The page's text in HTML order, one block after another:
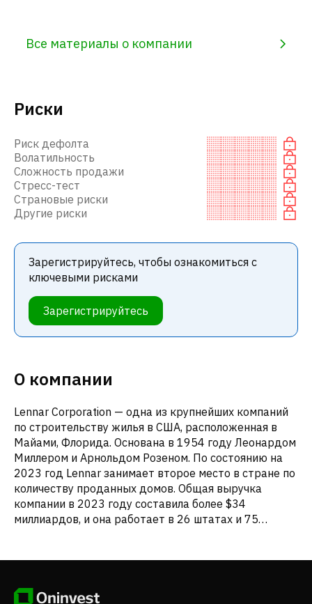
Все материалы о компании
Риски
Риск дефолта
Волатильность
Сложность продажи
Стресс-тест
Страновые риски
Другие риски
Зарегистрируйтесь, чтобы ознакомиться с
ключевыми рисками
Зарегистрируйтесь
О компании
Lennar Corporation — одна из крупнейших компаний
по строительству жилья в США, расположенная в
Майами, Флорида. Основана в 1954 году Леонардом
Миллером и Арнольдом Розеном. По состоянию на
2023 год Lennar занимает второе место в стране по
количеству проданных домов. Общая выручка
компании в 2023 году составила более $34
миллиардов, и она работает в 26 штатах и 75
многосемейных домов, а также инвестициях в
котируются на Нью-Йоркской фондовой бирже с